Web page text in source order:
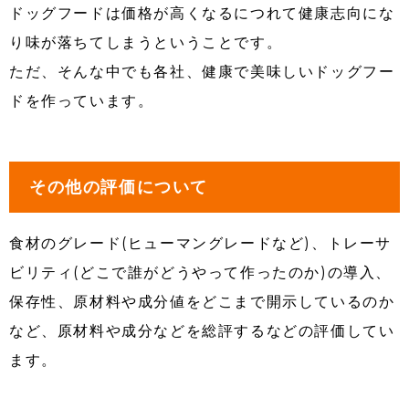
ドッグフードは価格が高くなるにつれて健康志向にな
り味が落ちてしまうということです。
ただ、そんな中でも各社、健康で美味しいドッグフー
ドを作っています。
その他の評価について
食材のグレード(ヒューマングレードなど)、トレーサ
ビリティ(どこで誰がどうやって作ったのか)の導入、
保存性、原材料や成分値をどこまで開示しているのか
など、原材料や成分などを総評するなどの評価してい
ます。